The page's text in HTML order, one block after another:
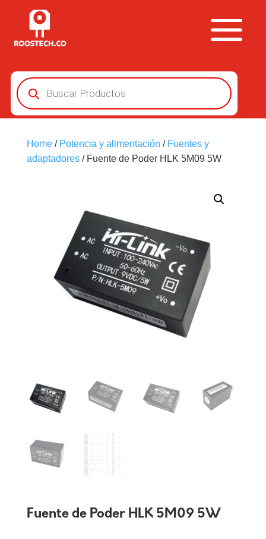
Búsqueda
de
productos
Home/ Potencia y alimentación / Fuentes y
adaptadores/ Fuente de Poder HLK 5M09 5W
Fuente de Poder HLK 5M09 5W